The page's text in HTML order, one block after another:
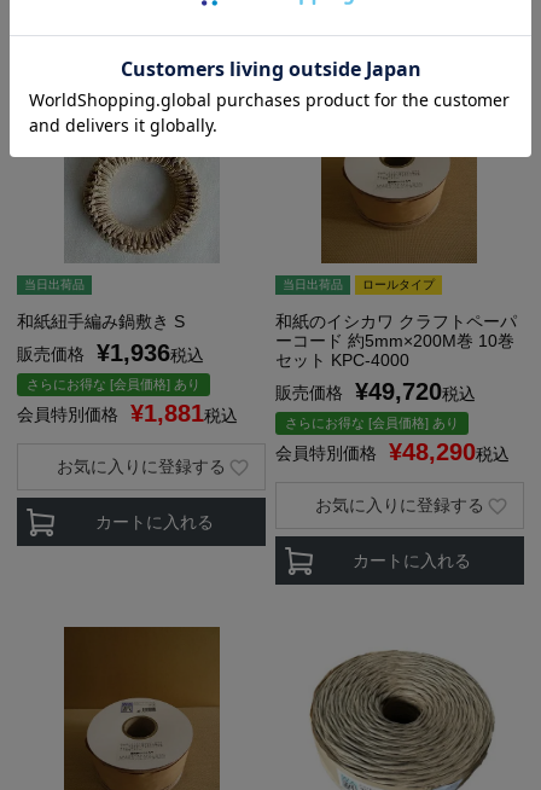
当日出荷品
和紙紐手編み鍋敷き S
販売価格
¥1,936税込
さらにお得な [会員価格] あり
会員特別価格 ¥1,881税込
カートに入れる
お気に入りに登録する
当日出荷品 ロールタイプ
和紙のイシカワ クラフトペーパ
ーコード 約5mm×200M巻 10巻
セット KPC-4000
販売価格
¥49,720税込
さらにお得な [会員価格] あり
会員特別価格 ¥48,290税込
カートに入れる
お気に入りに登録する